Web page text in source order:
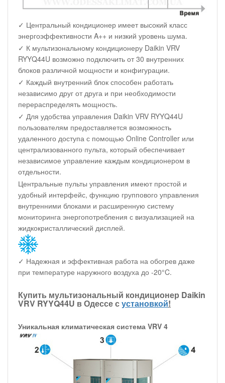
✓ Центральный кондиционер имеет высокий класс
энергоэффективности A++ и низкий уровень шума.
✓ К мультизональному кондиционеру Daikin VRV
RYYQ44U возможно подключить от 30 внутренних
блоков различной мощности и конфигурации.
✓ Каждый внутренний блок способен работать
независимо друг от друга и при необходимости
перераспределять мощность.
✓ Для удобства управления Daikin VRV RYYQ44U
пользователям предоставляется возможность
удаленного доступа с помощью Online Controller или
централизованного пульта, который обеспечивает
независимое управление каждым кондиционером в
отдельности.
Центральные пульты управления имеют простой и
удобный интерфейс, функцию группового управления
внутренними блоками и расширенную систему
мониторинга энергопотребления с визуализацией на
жидкокристаллический дисплей.
✓ Надежная и эффективная работа на обогрев даже
при температуре наружного воздуха до -20°C.
Купить мультизональный кондиционер Daikin
VRV RYYQ44U в Одессе сустановкой!
Уникальная климатическая система VRV 4